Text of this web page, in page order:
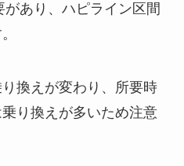
あり、ハピライン区間
換えが変わり、所要時
り換えが多いため注意